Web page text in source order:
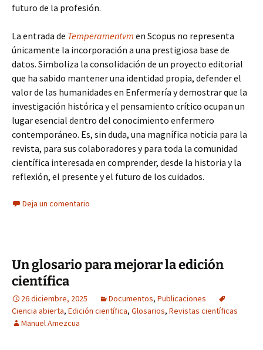
futuro de la profesión.
La entrada de Temperamentvm en Scopus no representa
únicamente la incorporación a una prestigiosa base de
datos. Simboliza la consolidación de un proyecto editorial
que ha sabido mantener una identidad propia, defender el
valor de las humanidades en Enfermería y demostrar que la
investigación histórica y el pensamiento crítico ocupan un
lugar esencial dentro del conocimiento enfermero
contemporáneo. Es, sin duda, una magnífica noticia para la
revista, para sus colaboradores y para toda la comunidad
científica interesada en comprender, desde la historia y la
reflexión, el presente y el futuro de los cuidados.
Deja un comentario
Un glosario para mejorar la edición
científica
26 diciembre, 2025 Documentos, Publicaciones
Ciencia abierta, Edición científica, Glosarios, Revistas científicas
Manuel Amezcua